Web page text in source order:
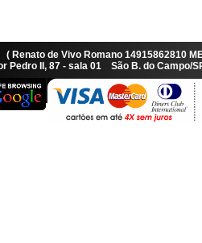
( Renato de Vivo Romano
Pedro II, 87 - sala 01 São B. do